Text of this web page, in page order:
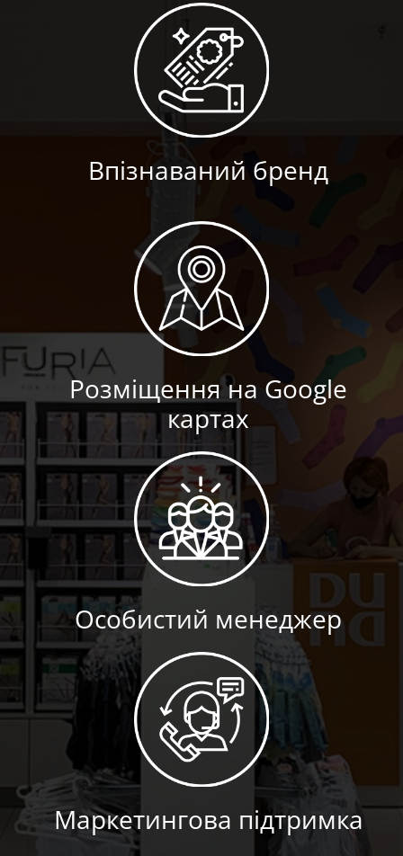
Впізнаваний бренд
Розміщення на Google
картах
Особистий менеджер
Маркетингова підтримка